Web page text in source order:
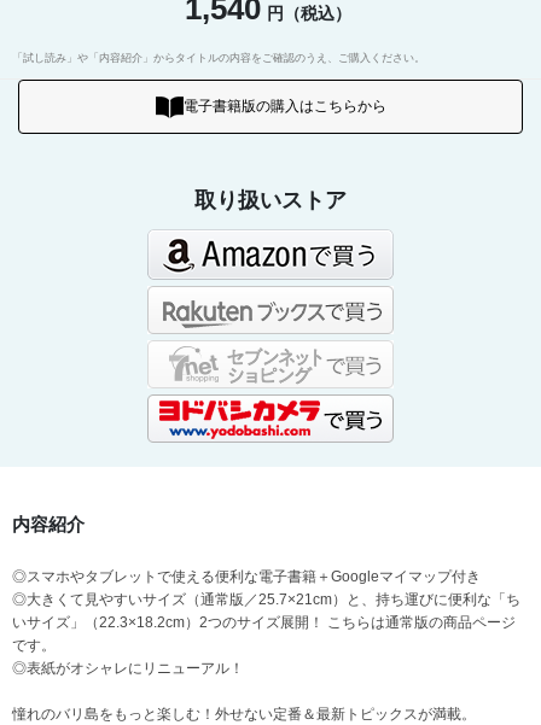
1,540 円（税込）
「試し読み」や「内容紹介」からタイトルの内容をご確認のうえ、ご購入ください。
電子書籍版の購入はこちらから
取り扱いストア
内容紹介
◎スマホやタブレットで使える便利な電子書籍＋Googleマイマップ付き
◎大きくて見やすいサイズ（通常版／25.7×21cm）と、持ち運びに便利な「ち
いサイズ」（22.3×18.2cm）2つのサイズ展開！ こちらは通常版の商品ページ
です。
◎表紙がオシャレにリニューアル！
憧れのバリ島をもっと楽しむ！外せない定番＆最新トピックスが満載。